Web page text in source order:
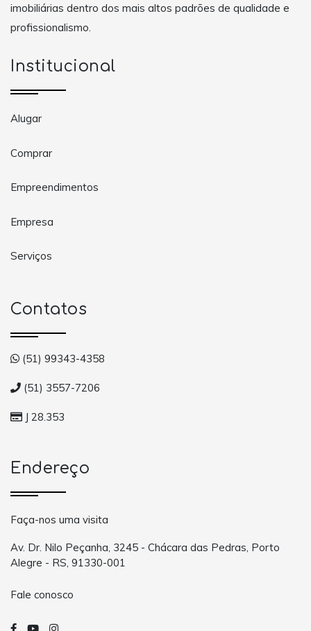
imobiliárias dentro dos mais altos padrões de qualidade e
profissionalismo.
Institucional
Alugar
Comprar
Empreendimentos
Empresa
Serviços
Contatos
(51) 99343-4358
(51) 3557-7206
J 28.353
Endereço
Faça-nos uma visita
Av. Dr. Nilo Peçanha, 3245 - Chácara das Pedras, Porto
Alegre - RS, 91330-001
Fale conosco